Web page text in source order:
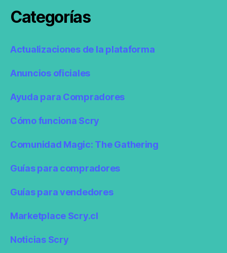
Categorías
Actualizaciones de la plataforma
Anuncios oficiales
Ayuda para Compradores
Cómo funciona Scry
Comunidad Magic: The Gathering
Guías para compradores
Guías para vendedores
Marketplace Scry.cl
Noticias Scry